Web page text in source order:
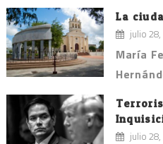
La
julio
María
julio